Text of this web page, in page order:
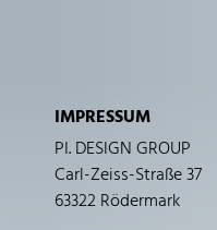
IMPRESSUM
PI. DESIGN GROUP
Carl-Zeiss-Straße 37
63322 Rödermark